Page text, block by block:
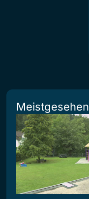
Meistgesehen